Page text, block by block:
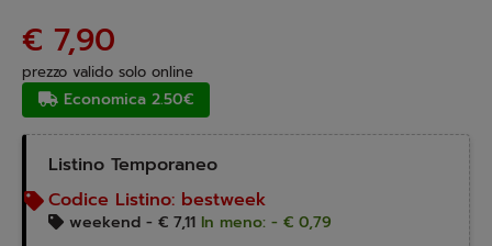
€ 7,90
prezzo valido solo online
Economica 2.50€
Listino Temporaneo
Codice Listino: bestweek
weekend - € 7,11 In meno: - € 0,79